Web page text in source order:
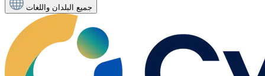
جميع البلدان واللغات